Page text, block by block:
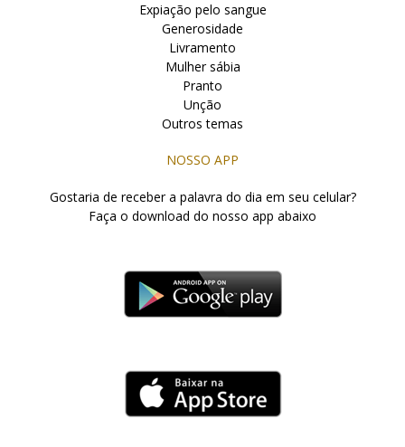
Expiação pelo sangue
Generosidade
Livramento
Mulher sábia
Pranto
Unção
Outros temas
NOSSO APP
Gostaria de receber a palavra do dia em seu celular?
Faça o download do nosso app abaixo